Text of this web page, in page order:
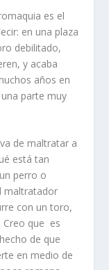
es el
en una plaza
debilitado,
y acaba
años en
parte muy
de maltratar a
está tan
perro o
maltratador
con un toro,
Creo que es
de que
en medio de